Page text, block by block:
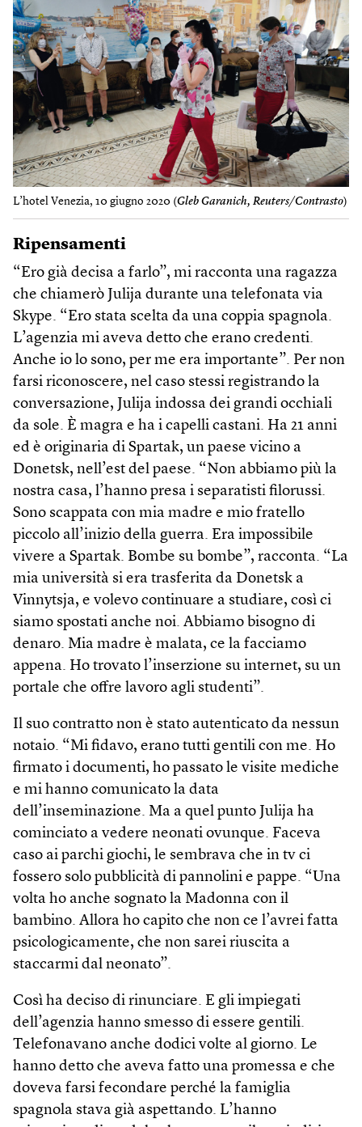
L’hotel Venezia, 10 giugno 2020 (Gleb Garanich, Reuters/Contrasto)
Ripensamenti
“Ero già decisa a farlo”, mi racconta una ragazza
che chiamerò Julija durante una telefonata via
Skype. “Ero stata scelta da una coppia spagnola.
L’agenzia mi aveva detto che erano credenti.
Anche io lo sono, per me era importante”. Per non
farsi riconoscere, nel caso stessi registrando la
conversazione, Julija indossa dei grandi occhiali
da sole. È magra e ha i capelli castani. Ha 21 anni
ed è originaria di Spartak, un paese vicino a
Donetsk, nell’est del paese. “Non abbiamo più la
nostra casa, l’hanno presa i separatisti filorussi.
Sono scappata con mia madre e mio fratello
piccolo all’inizio della guerra. Era impossibile
vivere a Spartak. Bombe su bombe”, racconta. “La
mia università si era trasferita da Donetsk a
Vinnytsja, e volevo continuare a studiare, così ci
siamo spostati anche noi. Abbiamo bisogno di
denaro. Mia madre è malata, ce la facciamo
appena. Ho trovato l’inserzione su internet, su un
portale che offre lavoro agli studenti”.
Il suo contratto non è stato autenticato da nessun
notaio. “Mi fidavo, erano tutti gentili con me. Ho
firmato i documenti, ho passato le visite mediche
e mi hanno comunicato la data
dell’inseminazione. Ma a quel punto Julija ha
cominciato a vedere neonati ovunque. Faceva
caso ai parchi giochi, le sembrava che in tv ci
fossero solo pubblicità di pannolini e pappe. “Una
volta ho anche sognato la Madonna con il
bambino. Allora ho capito che non ce l’avrei fatta
psicologicamente, che non sarei riuscita a
staccarmi dal neonato”.
Così ha deciso di rinunciare. E gli impiegati
dell’agenzia hanno smesso di essere gentili.
Telefonavano anche dodici volte al giorno. Le
hanno detto che aveva fatto una promessa e che
doveva farsi fecondare perché la famiglia
spagnola stava già aspettando. L’hanno